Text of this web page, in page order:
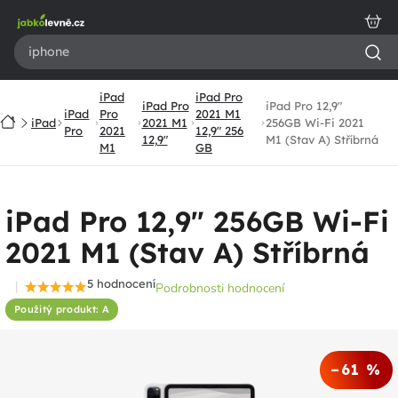
obsah
DomůiPad
iPad
Pro
iPad
Pro
2021
M1
iPad Pro
2021 M1
12,9"
iPad Pro
2021 M1
12,9" 256
GB
iPad Pro 12,9"
256GB Wi-Fi 2021
M1 (Stav A) Stříbrná
iPad Pro 12,9" 256GB Wi-Fi
2021 M1 (Stav A) Stříbrná
Použitý produkt: A
Průměrné
hodnocení
5 hodnoceníPodrobnosti hodnocení
–61 %